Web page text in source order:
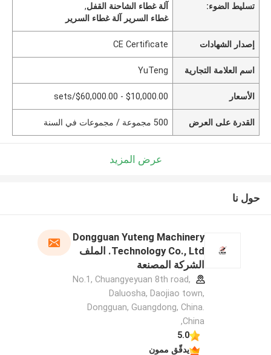
تسليط الضوء:
آلة غطاء الشاحنة القفل,
غطاء السرير آلة غطاء السرير
إصدار الشهادات CE Certificate
اسم العلامة التجارية YuTeng
الأسعار $10,000.00 - $60,000.00/sets
القدرة على العرض 500 مجموعة / مجموعات في السنة
عرض المزيد
حول نا
Dongguan Yuteng Machinery
Technology Co., Ltd. الملف
الشركة المصنعة
No.1, Chuangyeyuan 8th road,
Daluosha, Daojiao town,
Dongguan, Guangdong, China.
,China
5.0
يدقّق ممون